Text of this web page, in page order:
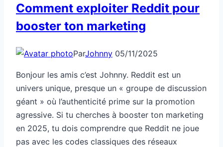
Comment exploiter Reddit pour
booster ton marketing
ParJohnny 05/11/2025
Bonjour les amis c’est Johnny. Reddit est un
univers unique, presque un « groupe de discussion
géant » où l’authenticité prime sur la promotion
agressive. Si tu cherches à booster ton marketing
en 2025, tu dois comprendre que Reddit ne joue
pas avec les codes classiques des réseaux